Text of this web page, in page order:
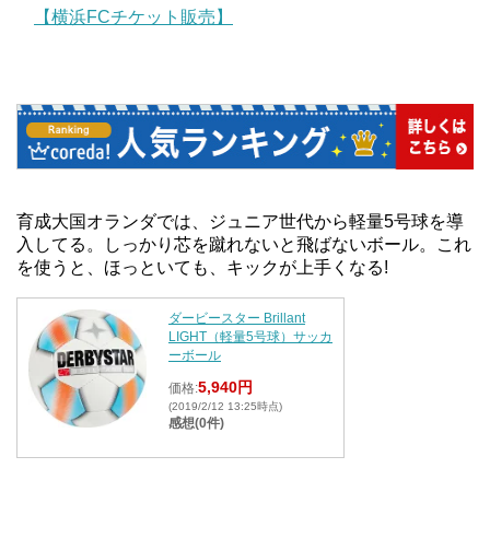
【横浜FCチケット販売】
育成大国オランダでは、ジュニア世代から軽量5号球を導
入してる。しっかり芯を蹴れないと飛ばないボール。これ
を使うと、ほっといても、キックが上手くなる!
ダービースター Brillant
LIGHT（軽量5号球）サッカ
ーボール
価格:5,940円
(2019/2/12 13:25時点)
感想(0件)